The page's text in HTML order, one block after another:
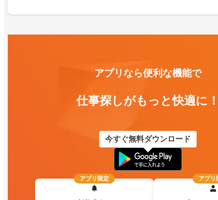
アプリなら便利な機能で
仕事探しがもっと快適に
今すぐ無料ダウンロード
アプリ限定 アプリ